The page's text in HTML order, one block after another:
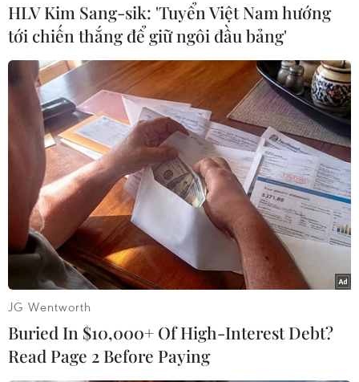
#Hệ thống tên lửa phòng không S-400
#Khí tài
#Tên lửa đất đối không tầm xa
Ấn Độ Nga
Theo dõi VietnamPlus
TIN LIÊN QUAN
HLV Kim Sang-sik: 'Tuyển Việt Nam hướng
tới chiến thắng để giữ ngôi đầu bảng'
JG Wentworth
Buried In $10,000+ Of High-Interest Debt?
Read Page 2 Before Paying